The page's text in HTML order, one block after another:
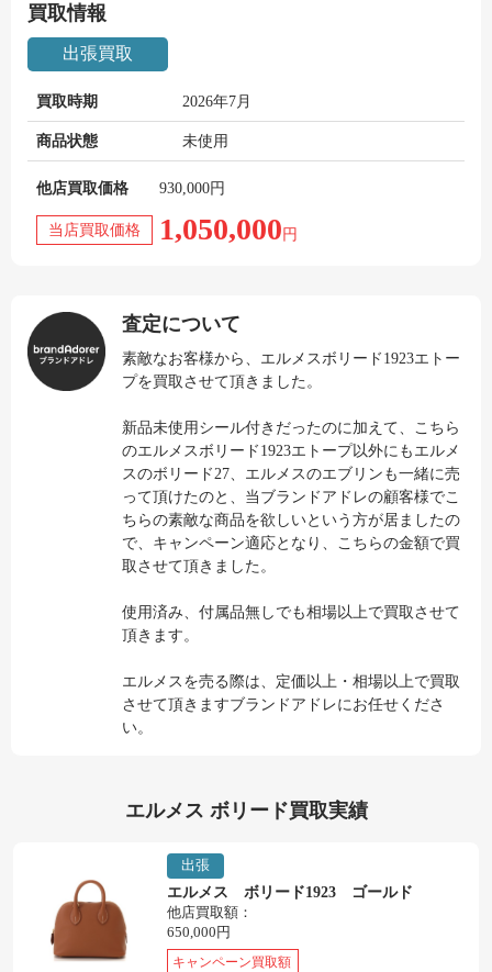
買取情報
出張買取
買取時期 2026年7月
商品状態 未使用
他店買取価格 930,000円
当店買取価格 1,050,000 円
査定について
素敵なお客様から、エルメスボリード1923エトー
プを買取させて頂きました。
新品未使用シール付きだったのに加えて、こちら
のエルメスボリード1923エトープ以外にもエルメ
スのボリード27、エルメスのエブリンも一緒に売
って頂けたのと、当ブランドアドレの顧客様でこ
ちらの素敵な商品を欲しいという方が居ましたの
で、キャンペーン適応となり、こちらの金額で買
取させて頂きました。
使用済み、付属品無しでも相場以上で買取させて
頂きます。
エルメスを売る際は、定価以上・相場以上で買取
させて頂きますブランドアドレにお任せくださ
い。
エルメス ボリード買取実績
出張
エルメス ボリード1923 ゴールド
他店買取額：
650,000円
キャンペーン買取額